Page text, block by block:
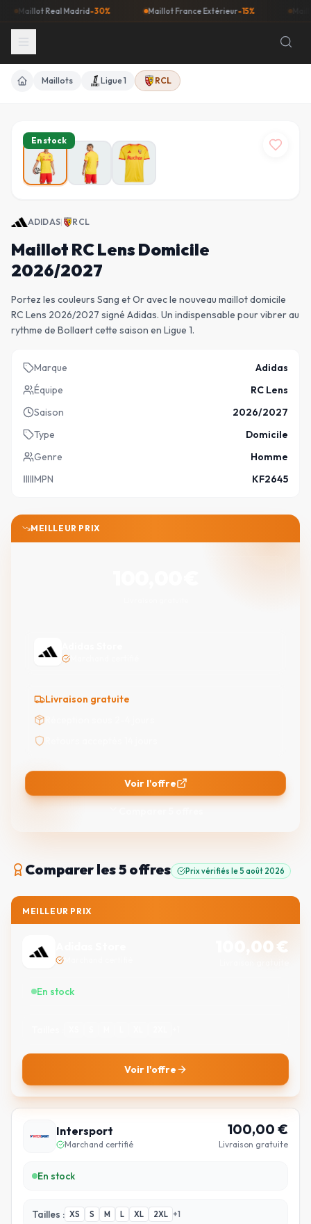
Real Madrid -30% Maillot France Extérieur-15% Maillot
Accueil
Maillots Ligue 1 RCL
En stock
ADIDAS| RCL
Maillot RC Lens Domicile
2026/2027
Portez les couleurs Sang et Or avec le nouveau maillot domicile
RC Lens 2026/2027 signé Adidas. Un indispensable pour vibrer au
rythme de Bollaert cette saison en Ligue 1.
Marque
Adidas
Équipe
RC Lens
Saison
2026/2027
Type
Domicile
Genre
Homme
MPN
KF2645
MEILLEUR PRIX
Livraison gratuite
Voir l'offre
Comparerles 5 offres Prix vérifiés le5 août 2026
MEILLEUR PRIX
100,00€
En stock
Voir l'offre
Intersport
Marchand certifié
100,00 €
Livraison gratuite
En stock
Tailles : XS S M L XL 2XL +1